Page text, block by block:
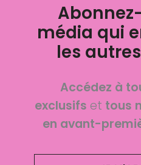
média qui
les
Accédez à
exclusifs et tous
en avant-